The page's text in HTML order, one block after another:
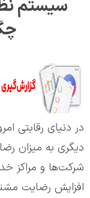
سیستم
در دنیای رقابتی
دیگری به میزان
شرکت‌ها و مراکز
افزایش رضایت